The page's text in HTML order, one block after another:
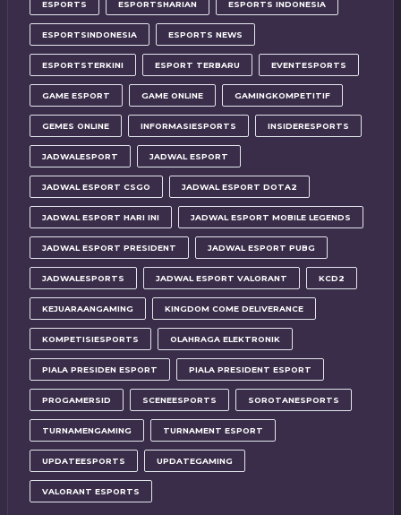
ESPORTS ESPORTSHARIAN ESPORTS INDONESIA
ESPORTSINDONESIA ESPORTS NEWS
ESPORTSTERKINI ESPORT TERBARU EVENTESPORTS
GAME ESPORT GAME ONLINE GAMINGKOMPETITIF
GEMES ONLINE INFORMASIESPORTS INSIDERESPORTS
JADWALESPORT JADWAL ESPORT
JADWAL ESPORT CSGO JADWAL ESPORT DOTA2
JADWAL ESPORT HARI INI JADWAL ESPORT MOBILE LEGENDS
JADWAL ESPORT PRESIDENT JADWAL ESPORT PUBG
JADWALESPORTS JADWAL ESPORT VALORANT KCD2
KEJUARAANGAMING KINGDOM COME DELIVERANCE
KOMPETISIESPORTS OLAHRAGA ELEKTRONIK
PIALA PRESIDEN ESPORT PIALA PRESIDENT ESPORT
PROGAMERSID SCENEESPORTS SOROTANESPORTS
TURNAMENGAMING TURNAMENT ESPORT
UPDATEESPORTS UPDATEGAMING
VALORANT ESPORTS